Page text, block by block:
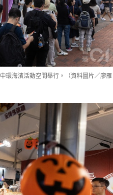
環海濱活動空間舉行。（資料圖片／廖雁